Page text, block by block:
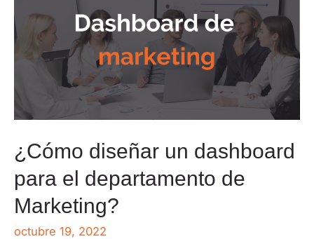
¿Cómo diseñar un dashboard
para el departamento de
Marketing?
octubre 19, 2022